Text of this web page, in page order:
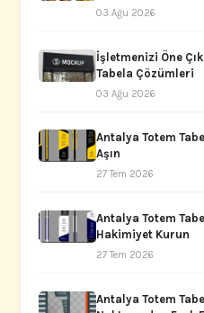
03 Ağu 2026
İşletmenizi Öne
Tabela Çözümleri
03 Ağu 2026
Antalya Totem
Aşın
27 Tem 2026
Antalya Totem
Hakimiyet Kurun
27 Tem 2026
Antalya Totem